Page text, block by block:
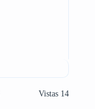
Vistas 14